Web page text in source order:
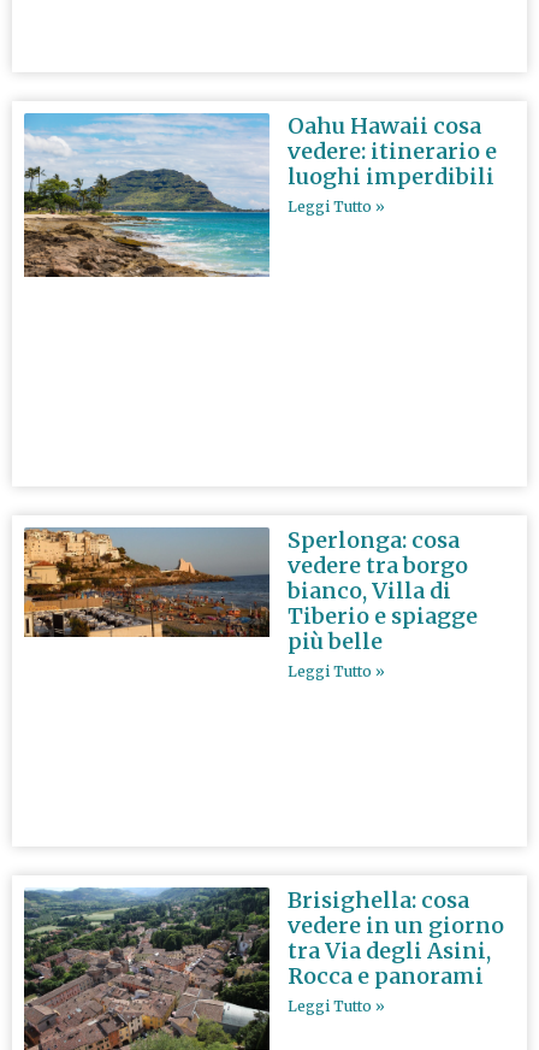
Oahu Hawaii cosa
vedere: itinerario e
luoghi imperdibili
Leggi Tutto »
Sperlonga: cosa
vedere tra borgo
bianco, Villa di
Tiberio e spiagge
più belle
Leggi Tutto »
Brisighella: cosa
vedere in un giorno
tra Via degli Asini,
Rocca e panorami
Leggi Tutto »